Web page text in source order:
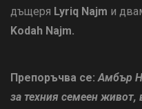
дъщеря Lyriq Najm и
Kodah Najm.
Препоръчва се:Амбър
за техния семеен живот,